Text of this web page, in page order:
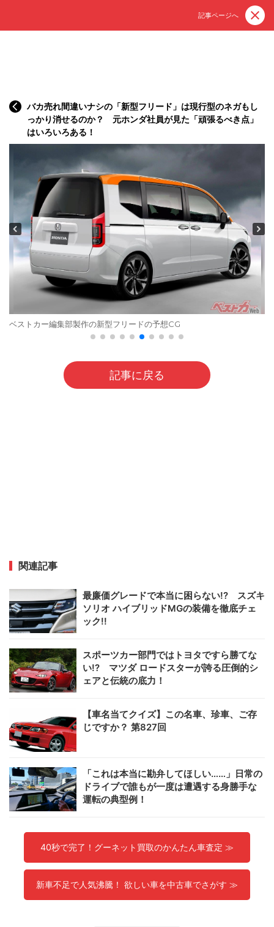
記事ページへ
バカ売れ間違いナシの「新型フリード」は現行型のネガもし
っかり消せるのか？ 元ホンダ社員が見た「頑張るべき点」
はいろいろある！
ベストカー編集部製作の新型フリードの予想CG
記事に戻る
関連記事
最廉価グレードで本当に困らない!? スズキ
ソリオ ハイブリッドMGの装備を徹底チェ
ック!!
スポーツカー部門ではトヨタですら勝てな
い!? マツダ ロードスターが誇る圧倒的シ
ェアと伝統の底力！
【車名当てクイズ】この名車、珍車、ご存
じですか？ 第827回
「これは本当に勘弁してほしい……」日常の
ドライブで誰もが一度は遭遇する身勝手な
運転の典型例！
40秒で完了！グーネット買取のかんたん車査定 ≫
新車不足で人気沸騰！ 欲しい車を中古車でさがす ≫